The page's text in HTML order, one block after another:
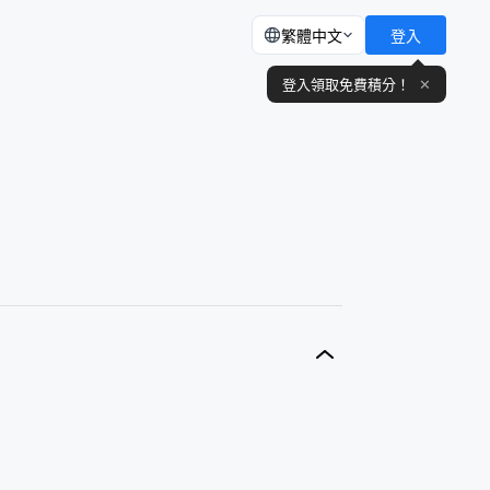
繁體中文 登入
登入領取免費積分！ ✕